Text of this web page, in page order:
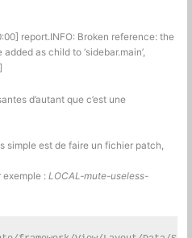
report.INFO: Broken reference: the
as child to ‘sidebar.main’,
d’autant que c’est une
simple est de faire un fichier patch,
exemple :LOCAL-mute-useless-